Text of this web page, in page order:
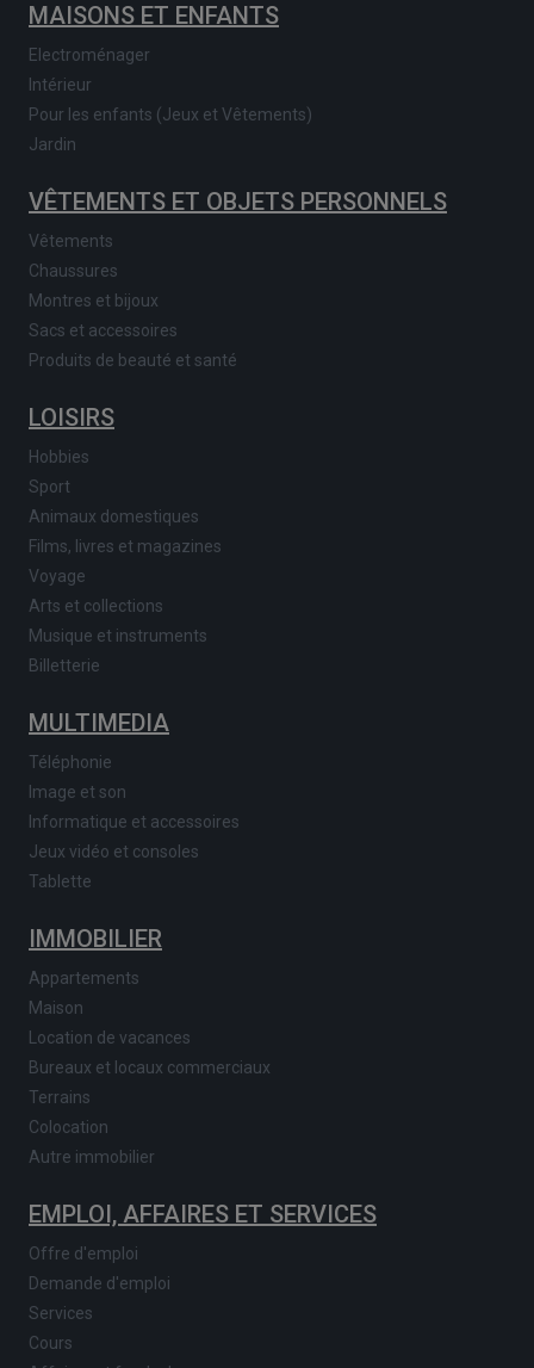
MAISONS ET ENFANTS
Electroménager
Intérieur
Pour les enfants (Jeux et Vêtements)
Jardin
VÊTEMENTS ET OBJETS PERSONNELS
Vêtements
Chaussures
Montres et bijoux
Sacs et accessoires
Produits de beauté et santé
LOISIRS
Hobbies
Sport
Animaux domestiques
Films, livres et magazines
Voyage
Arts et collections
Musique et instruments
Billetterie
MULTIMEDIA
Téléphonie
Image et son
Informatique et accessoires
Jeux vidéo et consoles
Tablette
IMMOBILIER
Appartements
Maison
Location de vacances
Bureaux et locaux commerciaux
Terrains
Colocation
Autre immobilier
EMPLOI, AFFAIRES ET SERVICES
Offre d'emploi
Demande d'emploi
Services
Cours